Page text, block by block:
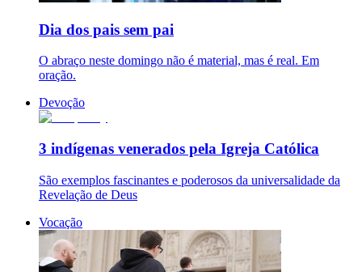
Dia dos pais sem pai
O abraço neste domingo não é material, mas é real. Em
oração.
Devoção
3 indígenas venerados pela Igreja Católica
São exemplos fascinantes e poderosos da universalidade da
Revelação de Deus
Vocação